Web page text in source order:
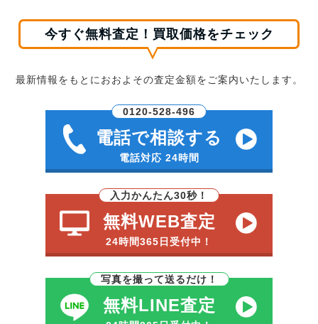
今すぐ無料査定！買取価格をチェック
最新情報をもとにおおよその査定金額をご案内いたします。
0120-528-496
電話で相談する
電話対応 24時間
入力かんたん30秒！
無料WEB査定
24時間365日受付中！
写真を撮って送るだけ！
無料LINE査定